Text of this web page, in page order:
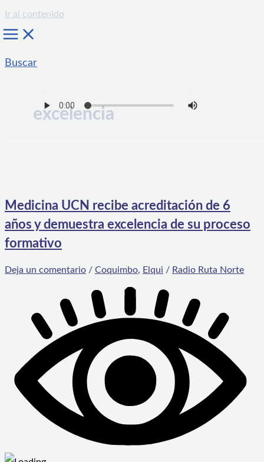
Ir al contenido
Buscar
excelencia
Medicina UCN recibe acreditación de 6
años y demuestra excelencia de su proceso
formativo
Deja un comentario / Coquimbo, Elqui / Radio Ruta Norte